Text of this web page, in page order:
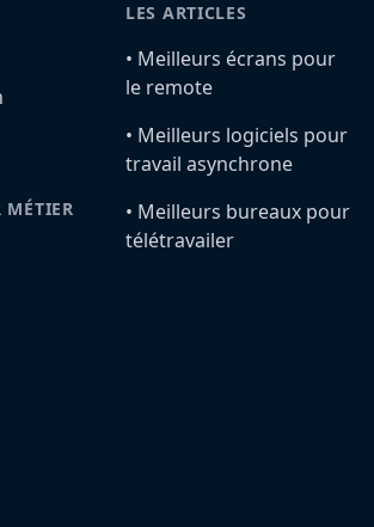
MÉTIER
LES ARTICLES
•️ Meilleurs écrans pour
le remote
•️ Meilleurs logiciels pour
travail asynchrone
•️ Meilleurs bureaux pour
télétravailer